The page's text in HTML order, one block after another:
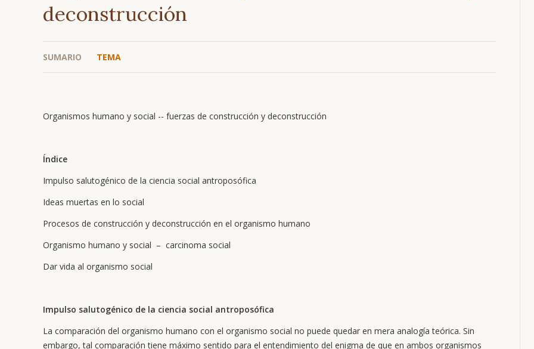
deconstrucción
SUMARIO TEMA
Organismos humano y social -- fuerzas de construcción y deconstrucción
Índice
Impulso salutogénico de la ciencia social antroposófica
Ideas muertas en lo social
Procesos de construcción y deconstrucción en el organismo humano
Organismo humano y social – carcinoma social
Dar vida al organismo social
Impulso salutogénico de la ciencia social antroposófica
La comparación del organismo humano con el organismo social no puede quedar en mera analogía teórica. Sin
embargo, tal comparación tiene máximo sentido para el entendimiento del enigma de que en ambos organismos